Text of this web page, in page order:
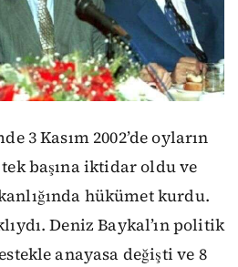
3 Kasım 2002’de oyların
başına iktidar oldu ve
hükümet kurdu.
Deniz Baykal’ın politik
anayasa değişti ve 8